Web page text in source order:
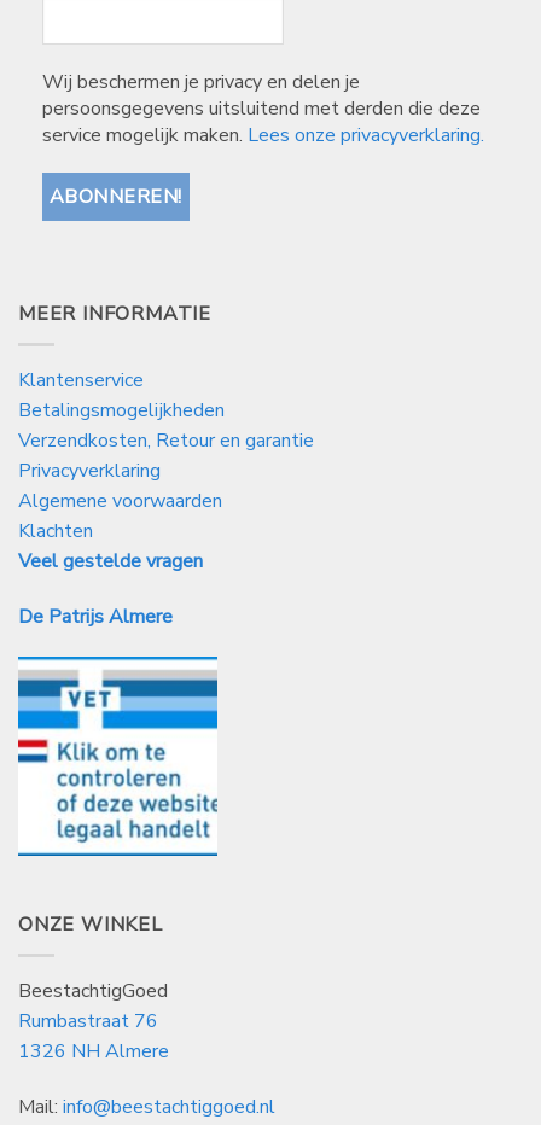
Wij beschermen je privacy en delen je
persoonsgegevens uitsluitend met derden die deze
service mogelijk maken. Lees onze privacyverklaring.
MEER INFORMATIE
Klantenservice
Betalingsmogelijkheden
Verzendkosten, Retour en garantie
Privacyverklaring
Algemene voorwaarden
Klachten
Veel gestelde vragen
De Patrijs Almere
ONZE WINKEL
BeestachtigGoed
Rumbastraat 76
1326 NH Almere
Mail: info@beestachtiggoed.nl